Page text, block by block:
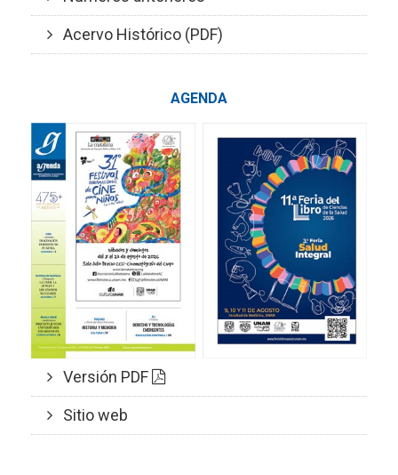
Acervo Histórico (PDF)
AGENDA
Versión PDF
Sitio web